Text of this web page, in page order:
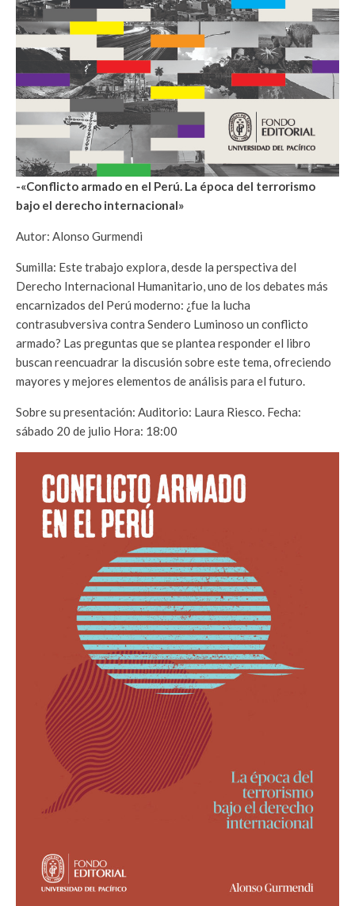
-«Conflicto armado en el Perú. La época del terrorismo
bajo el derecho internacional»
Autor: Alonso Gurmendi
Sumilla: Este trabajo explora, desde la perspectiva del
Derecho Internacional Humanitario, uno de los debates más
encarnizados del Perú moderno: ¿fue la lucha
contrasubversiva contra Sendero Luminoso un conflicto
armado? Las preguntas que se plantea responder el libro
buscan reencuadrar la discusión sobre este tema, ofreciendo
mayores y mejores elementos de análisis para el futuro.
Sobre su presentación: Auditorio: Laura Riesco. Fecha:
sábado 20 de julio Hora: 18:00